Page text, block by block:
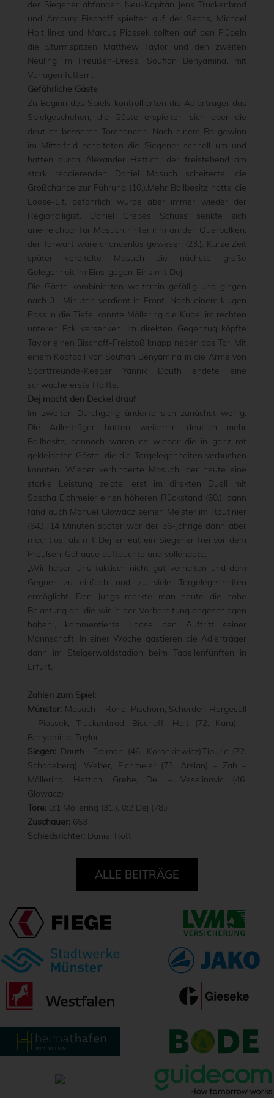
der Siegener abfangen. Neu-Kapitän Jens Truckenbrod
und Amaury Bischoff spielten auf der Sechs, Michael
Holt links und Marcus Piossek sollten auf den Flügeln
die Sturmspitzen Matthew Taylor und den zweiten
Neuling im Preußen-Dress, Soufian Benyamina, mit
Vorlagen füttern.
Gefährliche Gäste
Zu Beginn des Spiels kontrollierten die Adlerträger das
Spielgeschehen, die Gäste erspielten sich aber die
deutlich besseren Torchancen. Nach einem Ballgewinn
im Mittelfeld schalteten die Siegener schnell um und
hatten durch Alexander Hettich, der freistehend am
stark reagierenden Daniel Masuch scheiterte, die
Großchance zur Führung (10.).Mehr Ballbesitz hatte die
Loose-Elf, gefährlich wurde aber immer wieder der
Regionalligist. Daniel Grebes Schuss senkte sich
unerreichbar für Masuch hinter ihm an den Querbalken,
der Torwart wäre chancenlos gewesen (23.). Kurze Zeit
später vereitelte Masuch die nächste große
Gelegenheit im Eins-gegen-Eins mit Dej.
Die Gäste kombinierten weiterhin gefällig und gingen
nach 31 Minuten verdient in Front. Nach einem klugen
Pass in die Tiefe, konnte Möllering die Kugel im rechten
unteren Eck versenken. Im direkten Gegenzug köpfte
Taylor einen Bischoff-Freistoß knapp neben das Tor. Mit
einem Kopfball von Soufian Benyamina in die Arme von
Sportfreunde-Keeper Yannik Dauth endete eine
schwache erste Hälfte.
Dej macht den Deckel drauf
Im zweiten Durchgang änderte sich zunächst wenig.
Die Adlerträger hatten weiterhin deutlich mehr
Ballbesitz, dennoch waren es wieder die in ganz rot
gekleideten Gäste, die die Torgelegenheiten verbuchen
konnten. Wieder verhinderte Masuch, der heute eine
starke Leistung zeigte, erst im direkten Duell mit
Sascha Eichmeier einen höheren Rückstand (60.), dann
fand auch Manuel Glowacz seinen Meister im Routinier
(64.). 14 Minuten später war der 36-Jährige dann aber
machtlos, als mit Dej erneut ein Siegener frei vor dem
Preußen-Gehäuse auftauchte und vollendete.
„Wir haben uns taktisch nicht gut verhalten und dem
Gegner zu einfach und zu viele Torgelegenheiten
ermöglicht. Den Jungs merkte man heute die hohe
Belastung an, die wir in der Vorbereitung angeschlagen
haben“, kommentierte Loose den Auftritt seiner
Mannschaft. In einer Woche gastieren die Adlerträger
dann im Steigerwaldstadion beim Tabellenfünften in
Erfurt.
Zahlen zum Spiel:
Münster:Masuch – Röhe, Pischorn, Scherder, Hergesell
– Piossek, Truckenbrod, Bischoff, Holt (72. Kara) –
Benyamina, Taylor
Siegen: Dauth- Dalman (46. Koronkiewicz),Tipuric (72.
Schadeberg), Weber, Eichmeier (73. Arslan) – Zah –
Möllering, Hettich, Grebe, Dej – Veselinovic (46.
Glowacz)
Tore: 0:1 Möllering (31.), 0:2 Dej (78.)
Zuschauer: 653
Schiedsrichter: Daniel Rott
ALLE BEITRÄGE